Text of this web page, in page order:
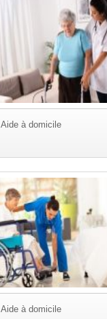
Aide à domicile
Aide à domicile